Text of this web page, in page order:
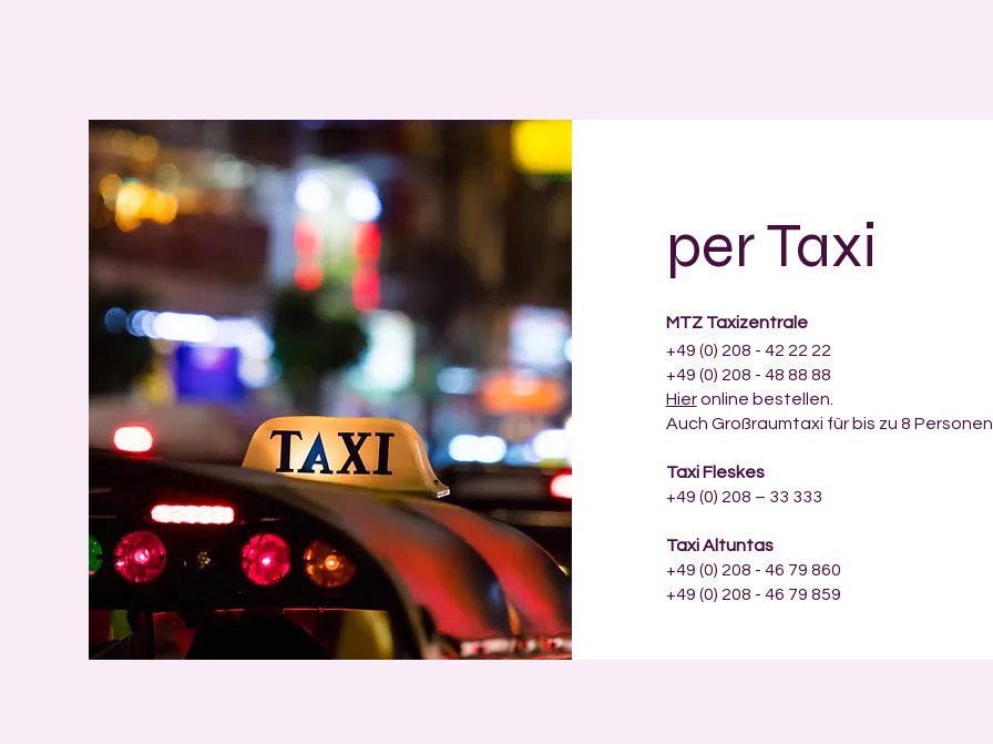
per Taxi
MTZ Taxizentrale
+49 (0) 208 - 42 22 22
+49 (0) 208 - 48 88 88
Hieronline bestellen.
Auch Großraumtaxi für bis zu 8
Taxi Fleskes
+49 (0) 208 – 33 333
Taxi Altuntas
+49 (0) 208 - 46 79 860
+49 (0) 208 - 46 79 859